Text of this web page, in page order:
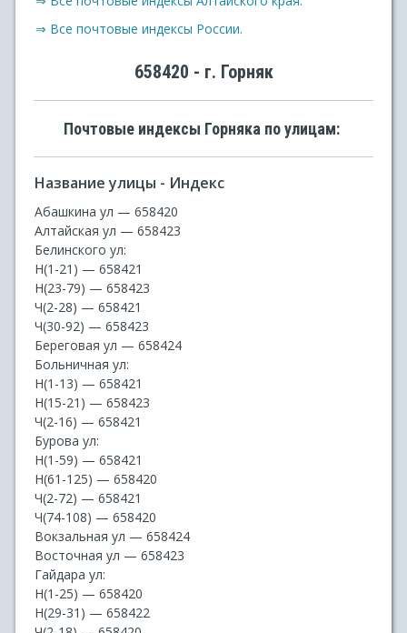
⇒ Все почтовые индексы России.
658420 - г. Горняк
Почтовые индексы Горняка по улицам:
Название улицы - Индекс
Абашкина ул — 658420
Алтайская ул — 658423
Белинского ул:
Н(1-21) — 658421
Н(23-79) — 658423
Ч(2-28) — 658421
Ч(30-92) — 658423
Береговая ул — 658424
Больничная ул:
Н(1-13) — 658421
Н(15-21) — 658423
Ч(2-16) — 658421
Бурова ул:
Н(1-59) — 658421
Н(61-125) — 658420
Ч(2-72) — 658421
Ч(74-108) — 658420
Вокзальная ул — 658424
Восточная ул — 658423
Гайдара ул:
Н(1-25) — 658420
Н(29-31) — 658422